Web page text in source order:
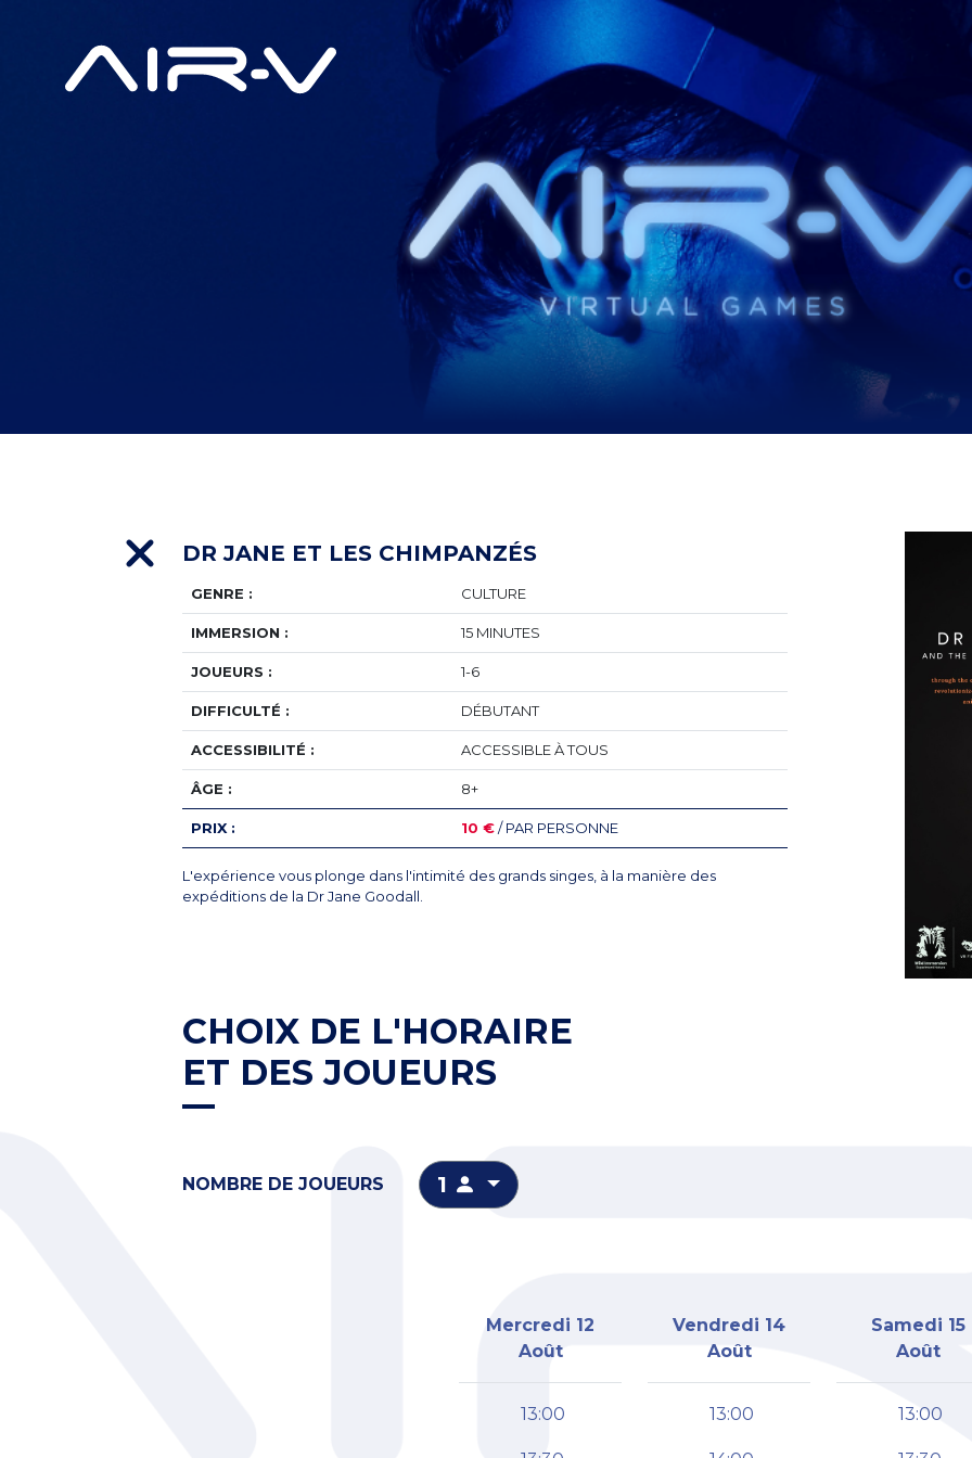
DR JANE ET LES CHIMPANZÉS
GENRE : CULTURE
IMMERSION : 15 MINUTES
JOUEURS : 1-6
DIFFICULTÉ : DÉBUTANT
ACCESSIBILITÉ : ACCESSIBLE À TOUS
ÂGE : 8+
PRIX : 10 €/ PAR PERSONNE
L'expérience vous plonge dans l'intimité des grands singes, à la manière des
expéditions de la Dr Jane Goodall.
CHOIX DE L'HORAIRE
ET DES JOUEURS
NOMBRE DE JOUEURS 1
Mercredi 12
Août
13:00
Vendredi 14
Août
13:00
Samedi 15
Août
13:00